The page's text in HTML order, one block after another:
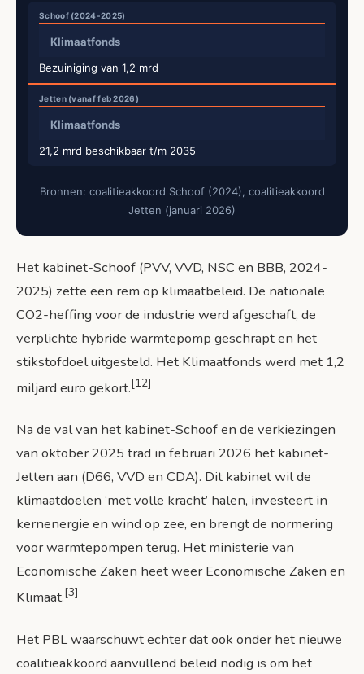
Klimaatfonds
Bezuiniging van 1,2 mrd
Klimaatfonds
21,2 mrd beschikbaar t/m 2035
Bronnen: coalitieakkoord Schoof (2024), coalitieakkoord
Jetten (januari 2026)
Het kabinet-Schoof (PVV, VVD, NSC en BBB, 2024-
2025) zette een rem op klimaatbeleid. De nationale
CO2-heffing voor de industrie werd afgeschaft, de
verplichte hybride warmtepomp geschrapt en het
stikstofdoel uitgesteld. Het Klimaatfonds werd met 1,2
miljard euro gekort.[12]
Na de val van het kabinet-Schoof en de verkiezingen
van oktober 2025 trad in februari 2026 het kabinet-
Jetten aan (D66, VVD en CDA). Dit kabinet wil de
klimaatdoelen ‘met volle kracht’ halen, investeert in
kernenergie en wind op zee, en brengt de normering
voor warmtepompen terug. Het ministerie van
Economische Zaken heet weer Economische Zaken en
Klimaat.[3]
Het PBL waarschuwt echter dat ook onder het nieuwe
coalitieakkoord aanvullend beleid nodig is om het